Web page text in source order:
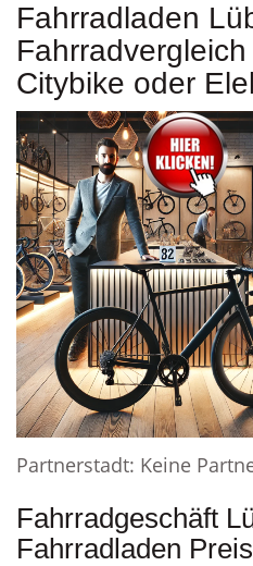
Fahrradladen
Citybike oder
Partnerstadt: Keine
Fahrradgeschäft
Fahrradladen